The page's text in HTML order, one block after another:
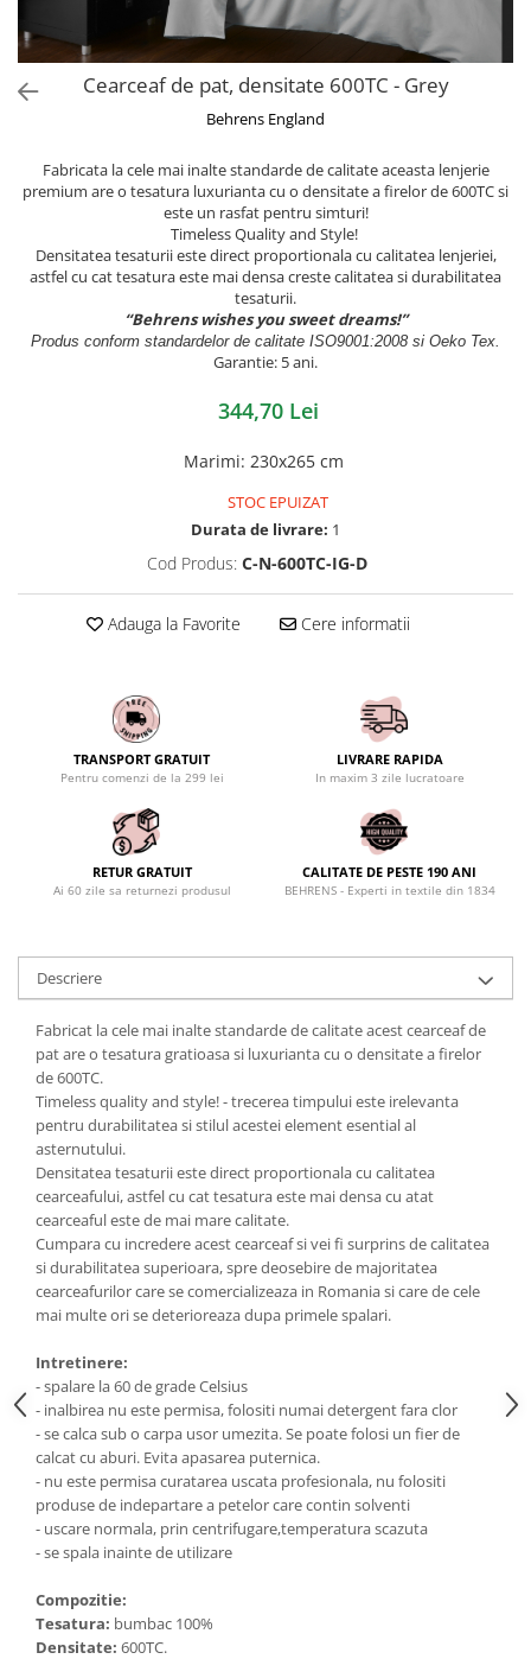
Cearceaf de pat, densitate 600TC - Grey
Behrens England
Fabricata la cele mai inalte standarde de calitate aceasta lenjerie
premium are o tesatura luxurianta cu o densitate a firelor de 600TC si
este un rasfat pentru simturi!
Timeless Quality and Style!
Densitatea tesaturii este direct proportionala cu calitatea lenjeriei,
astfel cu cat tesatura este mai densa creste calitatea si durabilitatea
tesaturii.
“Behrens wishes you sweet dreams!”
Produs conform standardelor de calitate ISO9001:2008 si Oeko Tex.
Garantie: 5 ani.
344,70 Lei
Marimi: 230x265 cm
STOC EPUIZAT
Durata de livrare: 1
Cod Produs: C-N-600TC-IG-D
Adauga la Favorite Cere informatii
TRANSPORT GRATUIT
Pentru comenzi de la 299 lei
LIVRARE RAPIDA
In maxim 3 zile lucratoare
RETUR GRATUIT
Ai 60 zile sa returnezi produsul
CALITATE DE PESTE 190 ANI
BEHRENS - Experti in textile din 1834
Descriere
Fabricat la cele mai inalte standarde de calitate acest cearceaf de
pat are o tesatura gratioasa si luxurianta cu o densitate a firelor
de 600TC.
Timeless quality and style! - trecerea timpului este irelevanta
pentru durabilitatea si stilul acestei element esential al
asternutului.
Densitatea tesaturii este direct proportionala cu calitatea
cearceafului, astfel cu cat tesatura este mai densa cu atat
cearceaful este de mai mare calitate.
Cumpara cu incredere acest cearceaf si vei fi surprins de calitatea
si durabilitatea superioara, spre deosebire de majoritatea
cearceafurilor care se comercializeaza in Romania si care de cele
mai multe ori se deterioreaza dupa primele spalari.
Intretinere:
- spalare la 60 de grade Celsius
- inalbirea nu este permisa, folositi numai detergent fara clor
- se calca sub o carpa usor umezita. Se poate folosi un fier de
calcat cu aburi. Evita apasarea puternica.
- nu este permisa curatarea uscata profesionala, nu folositi
produse de indepartare a petelor care contin solventi
- uscare normala, prin centrifugare,temperatura scazuta
- se spala inainte de utilizare
Compozitie:
Tesatura: bumbac 100%
Densitate: 600TC.